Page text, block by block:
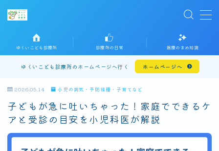
MENU
ホームに戻る
お問い合わせ
ゆくいこども診療所 診療所の日常 医療のまめ知識
ゆくいこども診療所のホームページへ行く ホームページへ
2026.05.14 小児の病気・予防接種・子育てなど
子どもが急に吐いちゃった！家庭でできるケ
アと受診の目安を小児科医が解説